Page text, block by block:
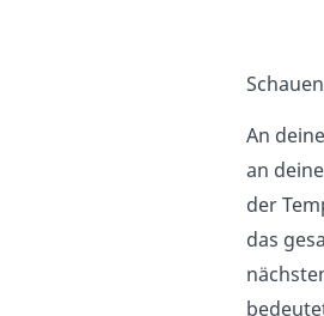
An
an
der
das